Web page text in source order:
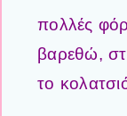
πολλές
βαρεθώ,
το